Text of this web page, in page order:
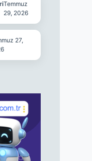
Temmuz
29, 2026
27,